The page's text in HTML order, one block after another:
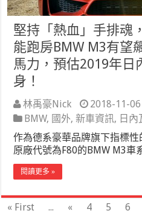
堅持「熱血」手排魂
能跑房BMW M3有望
馬力，預估2019年日
身！
林禹豪Nick
2018-11-06
BMW, 國外,新車資訊, 日內
作為德系豪華品牌旗下指標性
原廠代號為F80的BMW M3
閱讀更多 »
« First ... « 4 5 6